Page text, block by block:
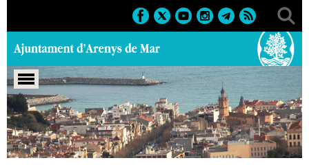
Portada > Agenda > 18-02-
2008 > Marcs > Culturals > 2007 > Biblioteca